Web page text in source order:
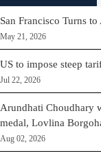
San Francisco Turns
May 21, 2026
US to impose steep
Jul 22, 2026
Arundhati Choudhary
medal, Lovlina
Aug 02, 2026